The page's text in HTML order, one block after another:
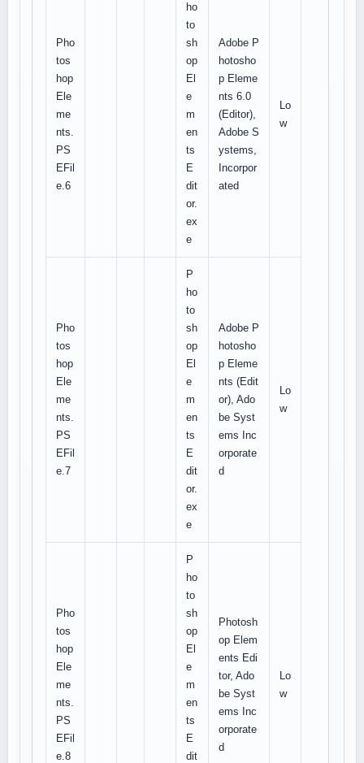
Pho
tos
hop
Ele
me
nts.
PS
EFil
e.6
ho
to
sh
op
El
e
m
en
ts
E
dit
or.
ex
e
Adobe P
hotosho
p Eleme
nts 6.0
(Editor),
Adobe S
ystems,
Incorpor
ated
Lo
w
Pho
tos
hop
Ele
me
nts.
PS
EFil
e.7
P
ho
to
sh
op
El
e
m
en
ts
E
dit
or.
ex
e
Adobe P
hotosho
p Eleme
nts (Edit
or), Ado
be Syst
ems Inc
orporate
d
Lo
w
Pho
tos
hop
Ele
me
nts.
PS
EFil
e.8
P
ho
to
sh
op
El
e
m
en
ts
E
dit
Photosh
op Elem
ents Edi
tor, Ado
be Syst
ems Inc
orporate
d
Lo
w